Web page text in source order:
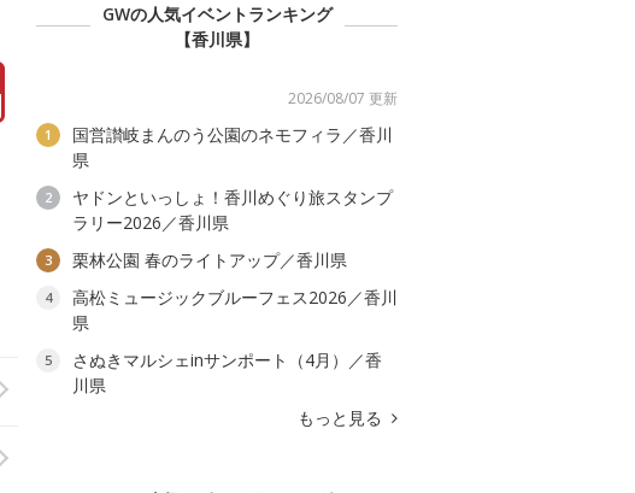
GWの人気イベントランキング
【香川県】
2026/08/07 更新
1
国営讃岐まんのう公園のネモフィラ／香川
県
2
ヤドンといっしょ！香川めぐり旅スタンプ
ラリー2026／香川県
3 栗林公園 春のライトアップ／香川県
4
高松ミュージックブルーフェス2026／香川
県
5
さぬきマルシェinサンポート（4月）／香
川県
もっと見る